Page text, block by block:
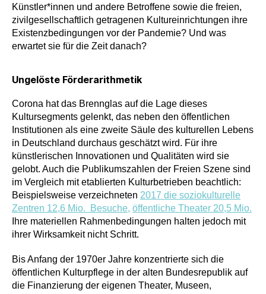
Künstler*innen und andere Betroffene sowie die freien,
zivilgesellschaftlich getragenen Kultureinrichtungen ihre
Existenzbedingungen vor der Pandemie? Und was
erwartet sie für die Zeit danach?
Ungelöste Förderarithmetik
Corona hat das Brennglas auf die Lage dieses
Kultursegments gelenkt, das neben den öffentlichen
Institutionen als eine zweite Säule des kulturellen Lebens
in Deutschland durchaus geschätzt wird. Für ihre
künstlerischen Innovationen und Qualitäten wird sie
gelobt. Auch die Publikumszahlen der Freien Szene sind
im Vergleich mit etablierten Kulturbetrieben beachtlich:
Beispielsweise verzeichneten 2017 die soziokulturelle
Zentren 12,6 Mio. Besuche, öffentliche Theater 20,5 Mio.
Ihre materiellen Rahmenbedingungen halten jedoch mit
ihrer Wirksamkeit nicht Schritt.
Bis Anfang der 1970er Jahre konzentrierte sich die
öffentlichen Kulturpflege in der alten Bundesrepublik auf
die Finanzierung der eigenen Theater, Museen,